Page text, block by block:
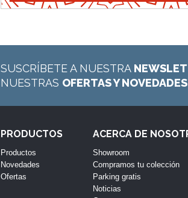
SUSCRÍBETE A NUESTRA
NUESTRAS OFERTAS Y NOVEDADES
PRODUCTOS
Productos
Novedades
Ofertas
ACERCA DE
Showroom
Compramos tu colección
Parking gratis
Noticias